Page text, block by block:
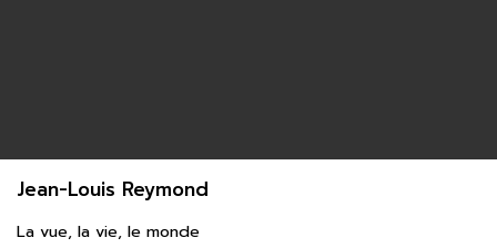
Jean-Louis Reymond
La vue, la vie, le monde